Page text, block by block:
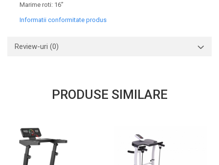
Marime roti: 16”
Informatii conformitate produs
Review-uri (0)
PRODUSE SIMILARE